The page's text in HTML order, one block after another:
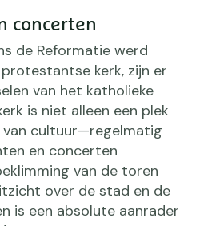
concerten
de Reformatie werd
kerk, zijn er
van het katholieke
is niet alleen een plek
van cultuur—regelmatig
en concerten
van de toren
over de stad en de
is een absolute aanrader